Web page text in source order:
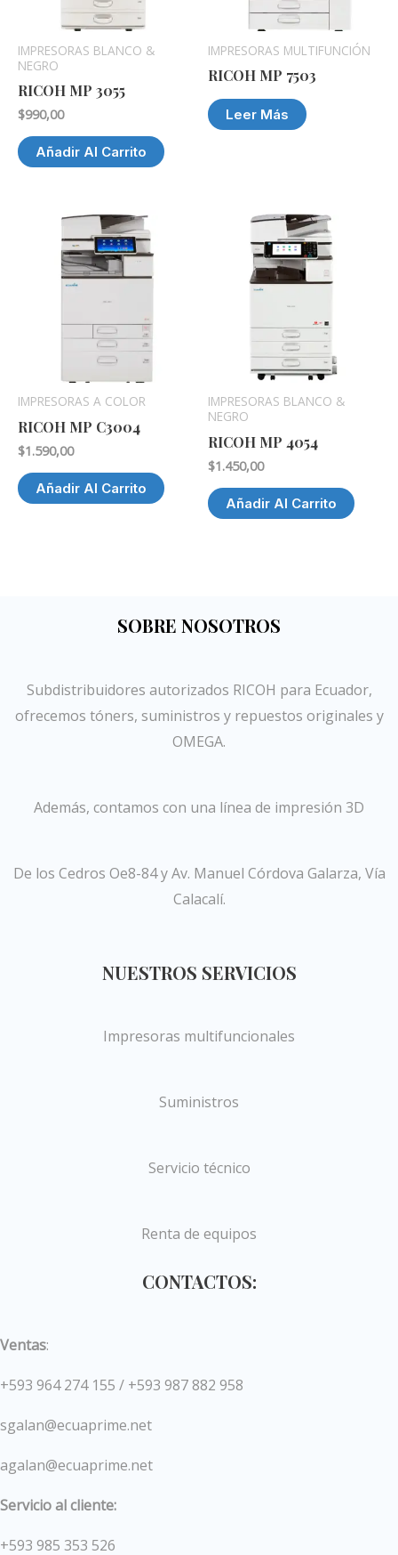
IMPRESORAS BLANCO &
NEGRO
RICOH MP 3055
$990,00
Añadir Al Carrito
IMPRESORAS MULTIFUNCIÓN
RICOH MP 7503
Leer Más
IMPRESORAS A COLOR
RICOH MP C3004
$1.590,00
Añadir Al Carrito
IMPRESORAS BLANCO &
NEGRO
RICOH MP 4054
$1.450,00
Añadir Al Carrito
SOBRE NOSOTROS
Subdistribuidores autorizados RICOH para Ecuador,
ofrecemos tóners, suministros y repuestos originales y
OMEGA.
Además, contamos con una línea de impresión 3D
De los Cedros Oe8-84 y Av. Manuel Córdova Galarza, Vía
Calacalí.
NUESTROS SERVICIOS
Impresoras multifuncionales
Suministros
Servicio técnico
Renta de equipos
CONTACTOS:
Ventas:
+593 964 274 155 / +593 987 882 958
sgalan@ecuaprime.net
agalan@ecuaprime.net
Servicio al cliente:
+593 985 353 526